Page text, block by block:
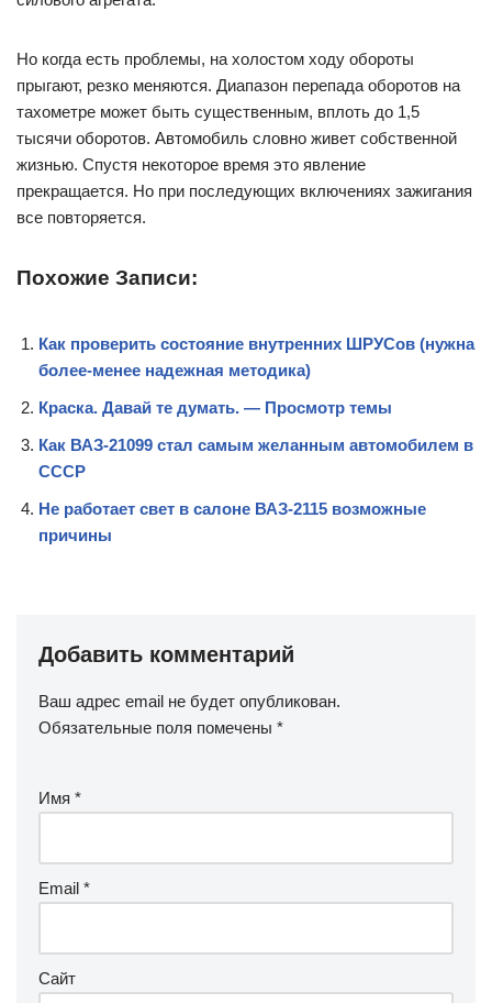
Но когда есть проблемы, на холостом ходу обороты
прыгают, резко меняются. Диапазон перепада оборотов на
тахометре может быть существенным, вплоть до 1,5
тысячи оборотов. Автомобиль словно живет собственной
жизнью. Спустя некоторое время это явление
прекращается. Но при последующих включениях зажигания
все повторяется.
Похожие Записи:
Как проверить состояние внутренних ШРУСов (нужна
более-менее надежная методика)
Краска. Давай те думать. — Просмотр темы
Как ВАЗ-21099 стал самым желанным автомобилем в
СССР
Не работает свет в салоне ВАЗ-2115 возможные
причины
Добавить комментарий
Ваш адрес email не будет опубликован.
Обязательные поля помечены *
Имя *
Email *
Сайт